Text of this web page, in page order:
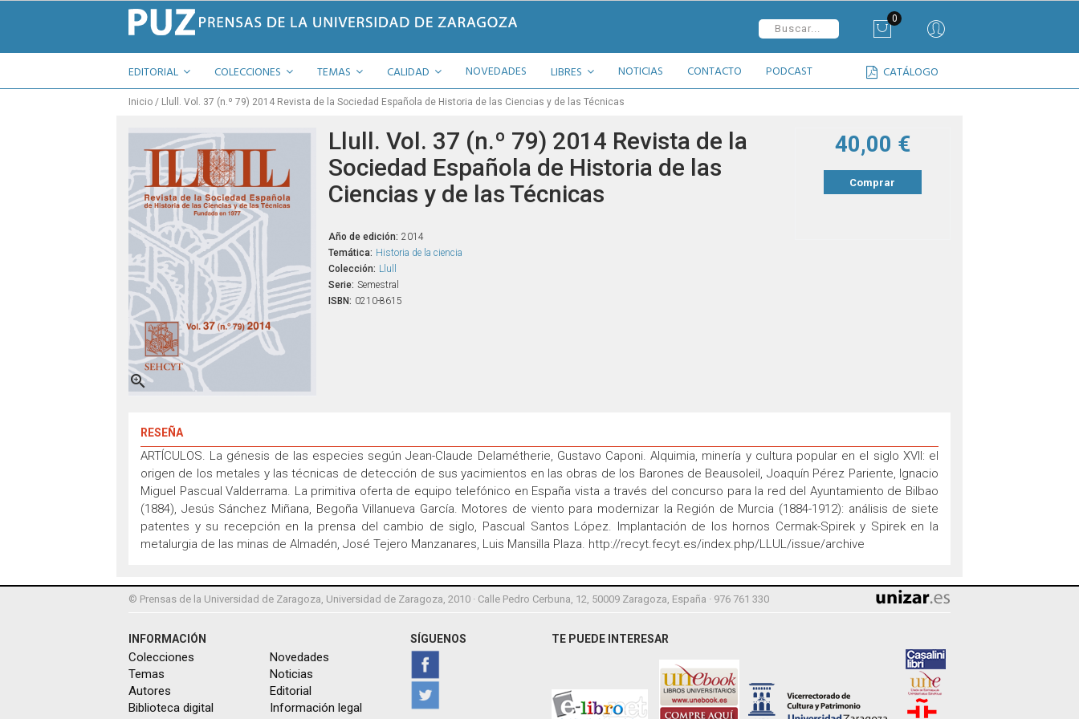
0
EDITORIAL COLECCIONES TEMAS CATÁLOGO
CALIDAD NOVEDADES LIBRES NOTICIAS CONTACTO PODCAST
Inicio Llull. Vol. 37 (n.º 79) 2014 Revista de la Sociedad Española de Historia de las Ciencias y de las Técnicas

Llull. Vol. 37 (n.º 79) 2014 Revista de la
Sociedad Española de Historia de las
Ciencias y de las Técnicas
Año de edición: 2014
Temática: Historia de la ciencia
Colección: Llull
Serie: Semestral
ISBN: 0210-8615
40,00 €
Comprar
RESEÑA
ARTÍCULOS. La génesis de las especies según Jean-Claude Delamétherie, Gustavo Caponi. Alquimia, minería y cultura popular en el siglo XVII: el
origen de los metales y las técnicas de detección de sus yacimientos en las obras de los Barones de Beausoleil, Joaquín Pérez Pariente, Ignacio
Miguel Pascual Valderrama. La primitiva oferta de equipo telefónico en España vista a través del concurso para la red del Ayuntamiento de Bilbao
(1884), Jesús Sánchez Miñana, Begoña Villanueva García. Motores de viento para modernizar la Región de Murcia (1884-1912): análisis de siete
patentes y su recepción en la prensa del cambio de siglo, Pascual Santos López. Implantación de los hornos Cermak-Spirek y Spirek en la
metalurgia de las minas de Almadén, José Tejero Manzanares, Luis Mansilla Plaza. http://recyt.fecyt.es/index.php/LLUL/issue/archive
© Prensas de la Universidad de Zaragoza, Universidad de Zaragoza, 2010 · Calle Pedro Cerbuna, 12, 50009 Zaragoza, España · 976 761 330
INFORMACIÓN
Colecciones
Temas
Autores
Biblioteca digital
Novedades
Noticias
Editorial
Información legal
SÍGUENOS TE PUEDE INTERESAR